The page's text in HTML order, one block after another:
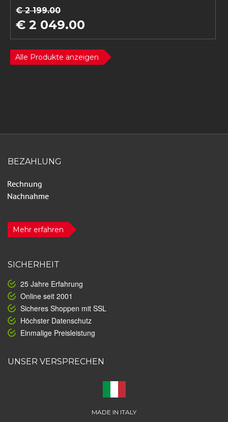
€ 2 199.00
€ 2 049.00
Alle Produkte anzeigen
BEZAHLUNG
Mehr erfahren
SICHERHEIT
25 Jahre Erfahrung
Online seit 2001
Sicheres Shoppen mit SSL
Höchster Datenschutz
Einmalige Preisleistung
UNSER VERSPRECHEN
MADE IN ITALY